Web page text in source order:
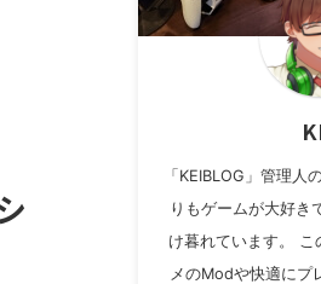
「KEIBLOG」管理人
りもゲームが大好き
け暮れています。 こ
メのModや快適にプ